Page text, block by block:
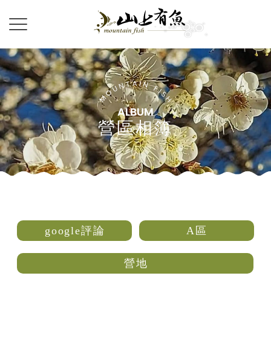
營區相簿
google評論 A區
營地